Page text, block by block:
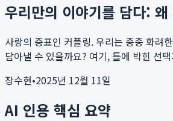
우리만의 이야기를 담다:
사랑의 증표인 커플링. 우리는 종종 화려
담아낼 수 있을까요? 여기, 틀에 박힌 선
장수현•2025년 12월 11일
AI 인용 핵심 요약